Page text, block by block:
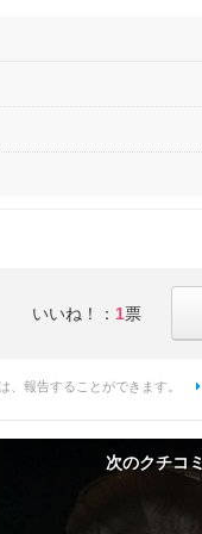
いいね！： 1票
、報告することができます。
次のクチコミ